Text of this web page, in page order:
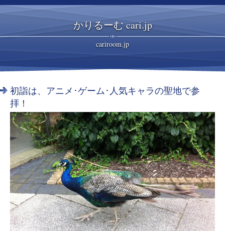
かりるーむ cari.jp
cariroom.jp
初詣は、アニメ･ゲーム･人気キャラの聖地で参
拝！